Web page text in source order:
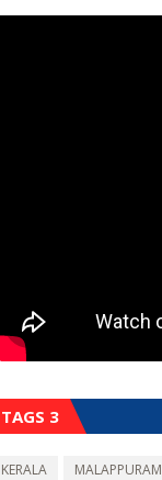
TAGS 3
KERALA MALAPPURAM